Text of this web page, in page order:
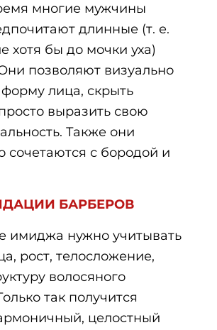
многие мужчины
длинные (т. е.
хотя бы до мочки уха)
позволяют визуально
лица, скрыть
выразить свою
Также они
сочетаются с бородой и
БАРБЕРОВ
имиджа нужно учитывать
рост, телосложение,
волосяного
так получится
целостный